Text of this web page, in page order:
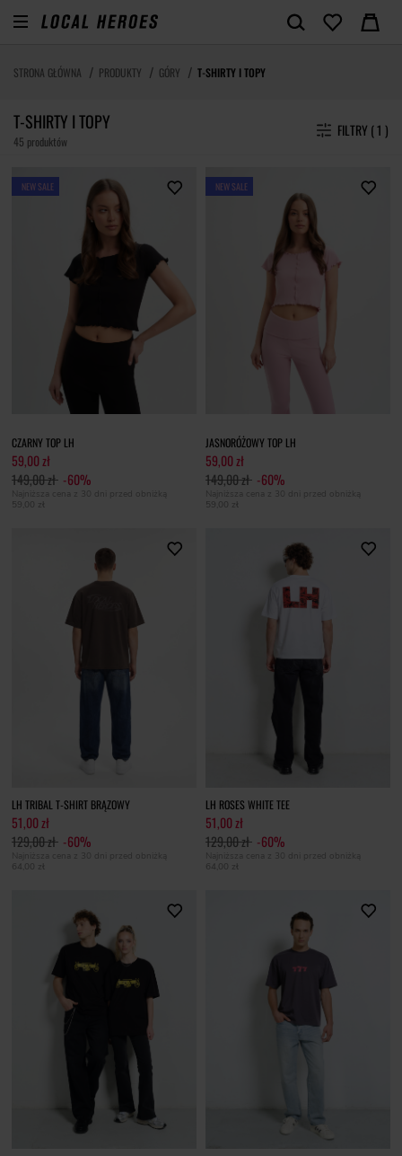
STRONA GŁÓWNA PRODUKTY GÓRY T-SHIRTY I TOPY
T-SHIRTY I TOPY
45 produktów
FILTRY ( 1 )
NEW SALE
CZARNY TOP LH
59,00 zł
149,00 zł -60%
Najniższa cena z 30 dni przed obniżką
59,00 zł
NEW SALE
JASNORÓŻOWY TOP LH
59,00 zł
149,00 zł -60%
Najniższa cena z 30 dni przed obniżką
59,00 zł
LH TRIBAL T-SHIRT BRĄZOWY
51,00 zł
129,00 zł -60%
Najniższa cena z 30 dni przed obniżką
64,00 zł
LH ROSES WHITE TEE
51,00 zł
129,00 zł -60%
Najniższa cena z 30 dni przed obniżką
64,00 zł